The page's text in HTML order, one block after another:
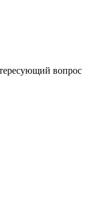
вопрос